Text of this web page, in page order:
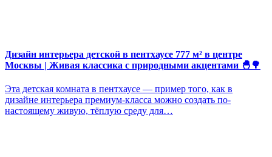
Дизайн интерьера детской в пентхаусе 777 м² в центре
Москвы | Живая классика с природными акцентами 🐣🌳
Эта детская комната в пентхаусе — пример того, как в
дизайне интерьера премиум-класса можно создать по-
настоящему живую, тёплую среду для…